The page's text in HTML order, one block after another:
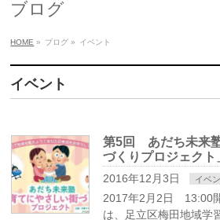
ブログ
HOME » ブログ » イベント
イベント
第5回 あだち未来
づくりプロジェクト
2016年12月3日 イベ
2017年2月2日 13:00
は、足立区梅田地域学